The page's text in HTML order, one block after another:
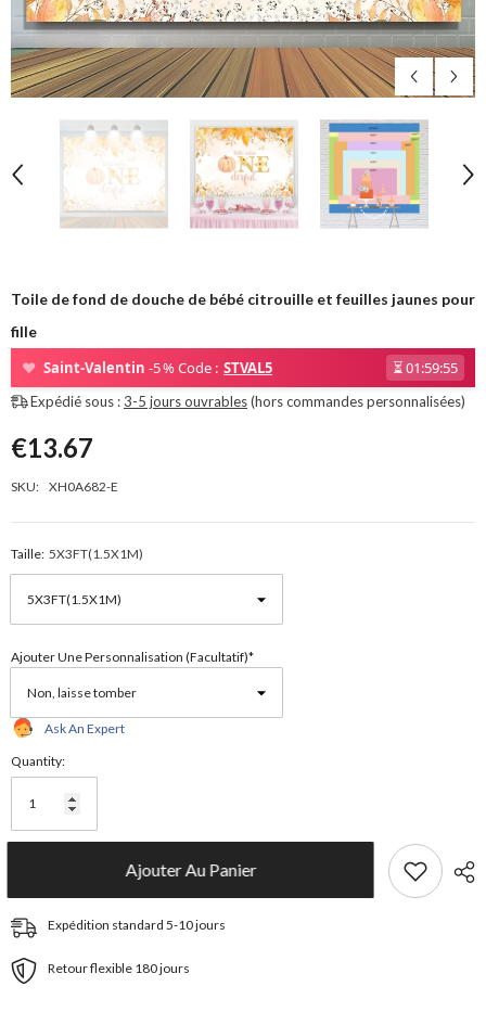
Toile de fond de douche de bébé citrouille et feuilles jaunes pour
fille
❤ Saint-Valentin -5 % Code : STVAL5 ⏳01:59:53
Expédié sous :3-5 jours ouvrables(hors commandes personnalisées)
€13.67
SKU: XH0A682-E
Taille: 5X3FT(1.5X1M)
Ajouter Une Personnalisation (facultatif)*
Ask An Expert
Quantity:
Ajouter Au Panier
Expédition standard 5-10 jours
Retour flexible 180 jours